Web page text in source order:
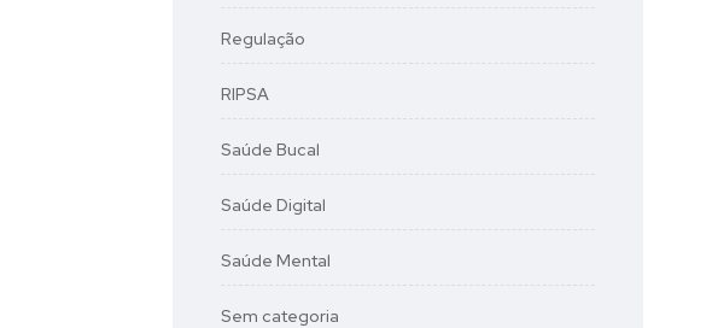
Regulação
RIPSA
Saúde Bucal
Saúde Digital
Saúde Mental
Sem categoria